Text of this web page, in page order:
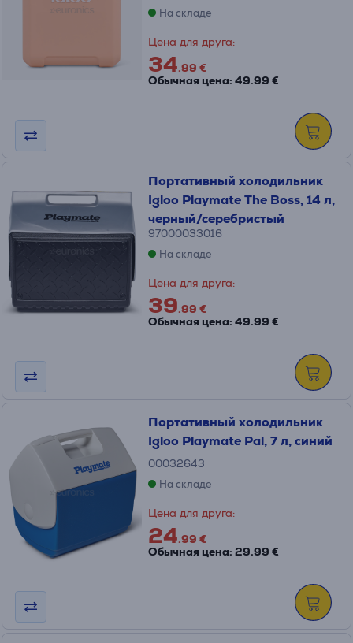
На складе
Цена для друга:
34.99 €
Обычная цена: 49.99 €
Портативный холодильник
Igloo Playmate The Boss, 14 л,
черный/серебристый
97000033016
На складе
Цена для друга:
39.99 €
Обычная цена: 49.99 €
Портативный холодильник
Igloo Playmate Pal, 7 л, синий
00032643
На складе
Цена для друга:
24.99 €
Обычная цена: 29.99 €